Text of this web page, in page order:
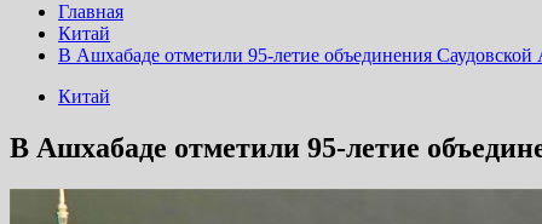
Главная
Китай
В Ашхабаде отметили 95-летие объединения Саудовской
Китай
В Ашхабаде отметили 95-летие